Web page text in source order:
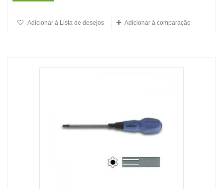
Adicionar à Lista de desejos Adicionar à comparação